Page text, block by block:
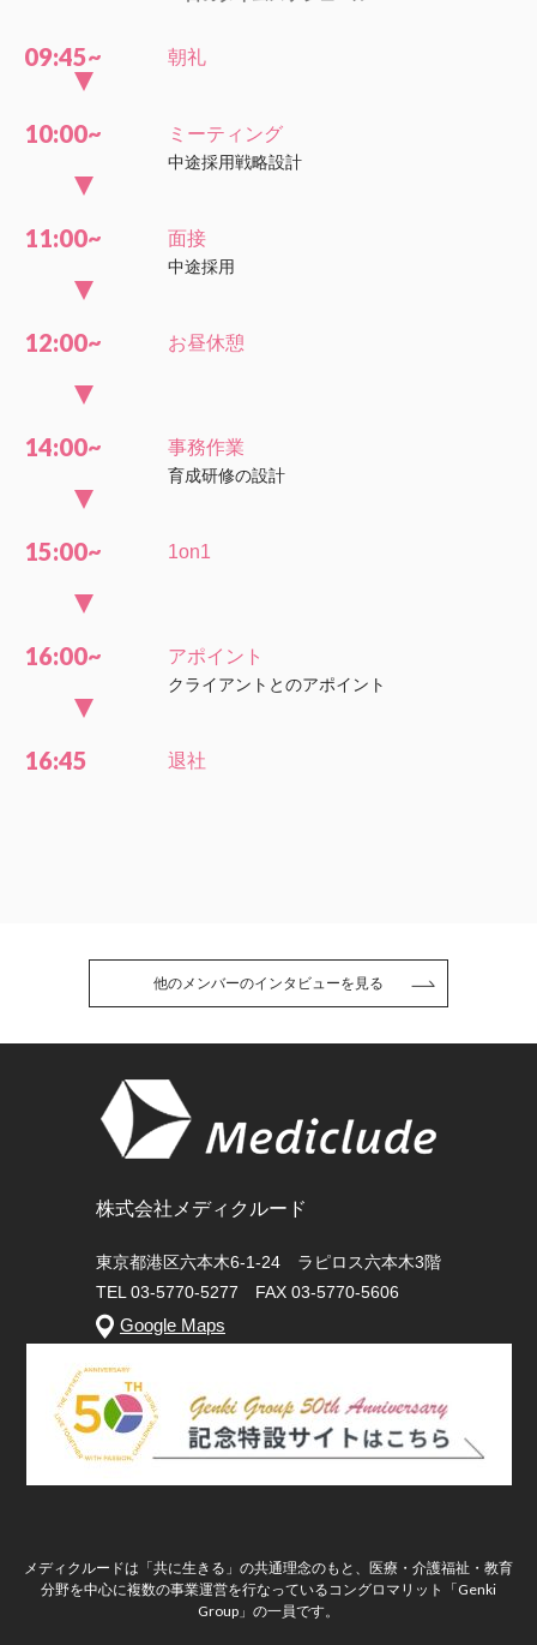
09:45~ 朝礼
10:00~ ミーティング
中途採用戦略設計
11:00~ 面接
中途採用
12:00~ お昼休憩
14:00~ 事務作業
育成研修の設計
15:00~ 1on1
16:00~ アポイント
クライアントとのアポイント
16:45 退社
他のメンバーのインタビューを見る
株式会社メディクルード
東京都港区六本木6-1-24 ラピロス六本木3階
TEL 03-5770-5277 FAX 03-5770-5606
Google Maps
メディクルードは「共に生きる」の共通理念のもと、医療・介護福祉・教育
分野を中心に複数の事業運営を行なっているコングロマリット「Genki
Group」の一員です。